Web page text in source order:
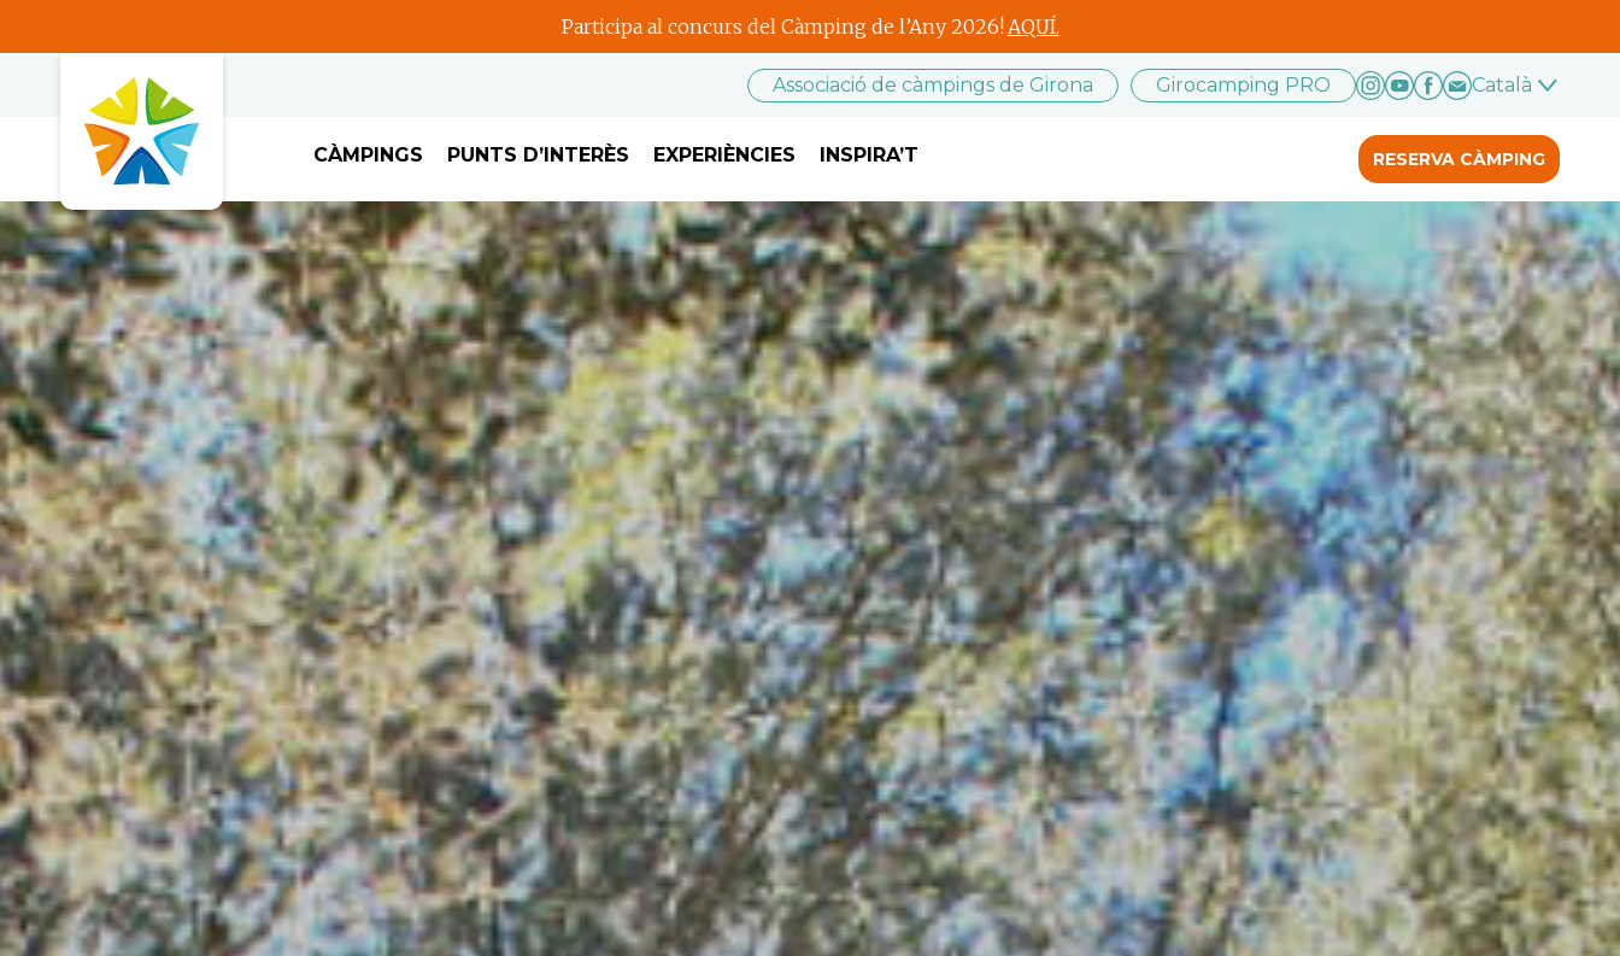
Participa al concurs del Càmping de l’Any 2026!AQUÍ.
Associació de càmpings de Girona Girocamping PRO Català
CÀMPINGS PUNTS D’INTERÈS EXPERIÈNCIES INSPIRA’T RESERVA CÀMPING